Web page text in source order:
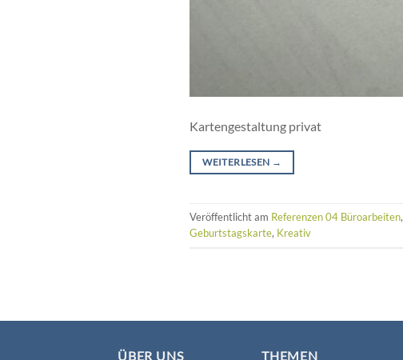
Kartengestaltung privat
WEITERLESEN →
Veröffentlicht am Referenzen 04 Büroarbeiten,
Geburtstagskarte, Kreativ
ÜBER UNS THEMEN